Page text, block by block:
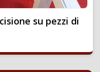
su pezzi di